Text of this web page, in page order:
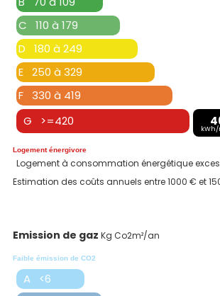
C 110 à 179
D 180 à 249
E 250 à 329
F 330 à 419
G >=420
Logement énergivore
Logement à consommation énergétique
Estimation des coûts annuels entre 1000 € et
Emission de gaz Kg Co2m²/an
Faible émission de CO2
A <6